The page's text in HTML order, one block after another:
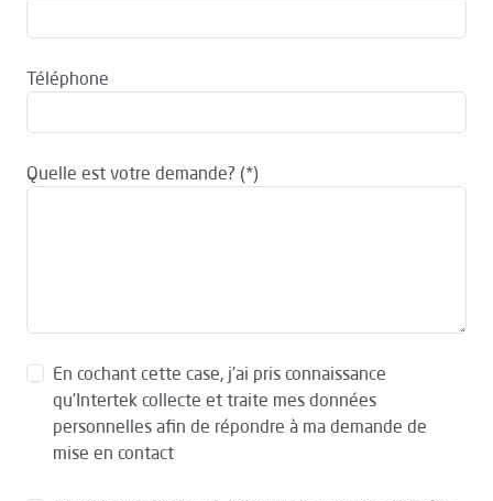
Téléphone
Quelle est votre demande?
En cochant cette case, j’ai pris connaissance
qu’Intertek collecte et traite mes données
personnelles afin de répondre à ma demande de
mise en contact